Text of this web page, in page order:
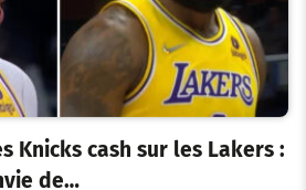
Knicks cash sur les Lakers :
de…